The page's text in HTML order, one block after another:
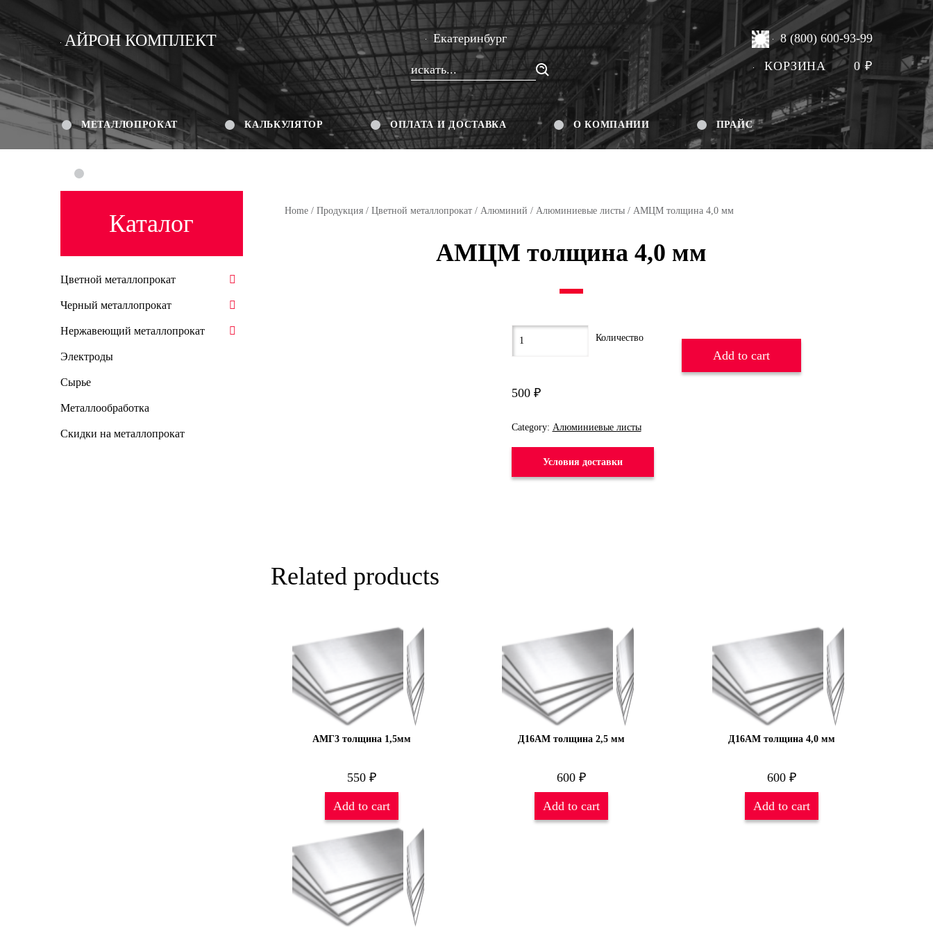
АЙРОН КОМПЛЕКТ Екатеринбург 8 (800) 600-93-99
КОРЗИНА 0₽
МЕТАЛЛОПРОКАТ КАЛЬКУЛЯТОР ОПЛАТА И ДОСТАВКА О КОМПАНИИ ПРАЙС
Home/ Продукция/ Цветной металлопрокат/ Алюминий / Алюминиевые листы/ АМЦМ толщина 4,0 мм
АМЦМ толщина 4,0 мм
500 ₽
Add to cart
Category: Алюминиевые листы
Условия доставки
Related products
АМГ3 толщина 1,5мм
550 ₽
Add to cart
Д16АМ толщина 2,5 мм
600₽
Add to cart
Д16АМ толщина 4,0 мм
600 ₽
Add to cart
Каталог
Цветной металлопрокат
Черный металлопрокат
Нержавеющий металлопрокат
Электроды
Сырье
Металлообработка
Скидки на металлопрокат